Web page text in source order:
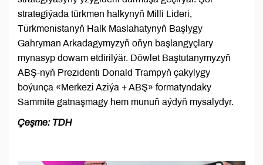
strategiýada türkmen halkynyň Milli Lideri,
Türkmenistanyň Halk Maslahatynyň Başlygy
Gahryman Arkadagymyzyň oňyn başlangyçlary
mynasyp dowam etdirilýär. Döwlet Baştutanymyzyň
ABŞ-nyň Prezidenti Donald Trampyň çakylygy
boýunça «Merkezi Aziýa + ABŞ» formatyndaky
Sammite gatnaşmagy hem munuň aýdyň mysalydyr.
Çeşme: TDH